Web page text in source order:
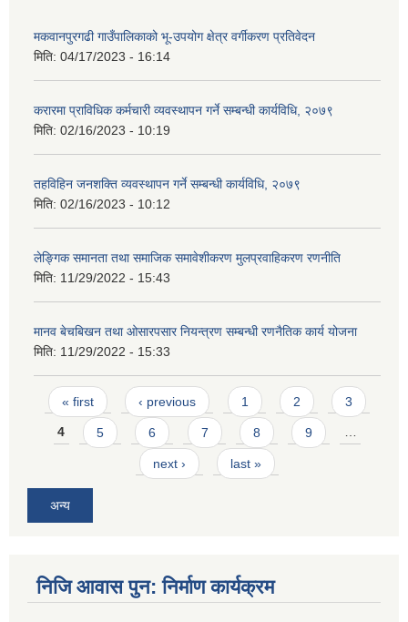
मकवानपुरगढी गाउँपालिकाको भू-उपयोग क्षेत्र वर्गीकरण प्रतिवेदन
मिति: 04/17/2023 - 16:14
करारमा प्राविधिक कर्मचारी व्यवस्थापन गर्ने सम्बन्धी कार्यविधि, २०७९
मिति: 02/16/2023 - 10:19
तहविहिन जनशक्ति व्यवस्थापन गर्ने सम्बन्धी कार्यविधि, २०७९
मिति: 02/16/2023 - 10:12
लेङ्गिक समानता तथा समाजिक समावेशीकरण मुलप्रवाहिकरण रणनीति
मिति: 11/29/2022 - 15:43
मानव बेचबिखन तथा ओसारपसार नियन्त्रण सम्बन्धी रणनैतिक कार्य योजना
मिति: 11/29/2022 - 15:33
Pages
« first ‹ previous 1 2 3
4 5 6 7 8 9 …
next › last »
अन्य
निजि आवास पुन: निर्माण कार्यक्रम